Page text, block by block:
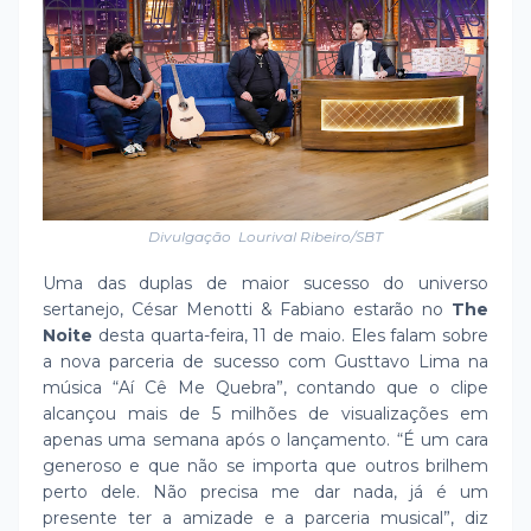
Divulgação Lourival Ribeiro/SBT
Uma das duplas de maior sucesso do universo
sertanejo, César Menotti & Fabiano estarão no The
Noite desta quarta-feira, 11 de maio. Eles falam sobre
a nova parceria de sucesso com Gusttavo Lima na
música “Aí Cê Me Quebra”, contando que o clipe
alcançou mais de 5 milhões de visualizações em
apenas uma semana após o lançamento. “É um cara
generoso e que não se importa que outros brilhem
perto dele. Não precisa me dar nada, já é um
presente ter a amizade e a parceria musical”, diz